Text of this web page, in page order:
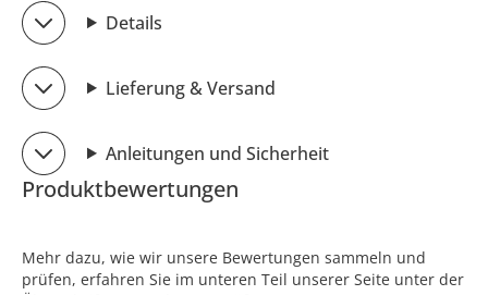
Details
Lieferung & Versand
Anleitungen und Sicherheit
Produktbewertungen
Mehr dazu, wie wir unsere Bewertungen sammeln und
prüfen, erfahren Sie im unteren Teil unserer Seite unter der